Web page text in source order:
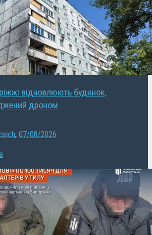
відновлюють будинок,
дроном
, 07/08/2026